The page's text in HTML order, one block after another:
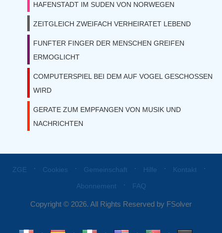
HAFENSTADT IM SUDEN VON NORWEGEN
ZEITGLEICH ZWEIFACH VERHEIRATET LEBEND
FUNFTER FINGER DER MENSCHEN GREIFEN
ERMOGLICHT
COMPUTERSPIEL BEI DEM AUF VOGEL GESCHOSSEN
WIRD
GERATE ZUM EMPFANGEN VON MUSIK UND
NACHRICHTEN
ZGE ⋅ Cookies ⋅ Gemeinschaft ⋅ Hilfe ⋅ Kontakt ⋅
Abonnement ⋅ FAQ
Copyright © 2026. All Rights Reserved by FSolver